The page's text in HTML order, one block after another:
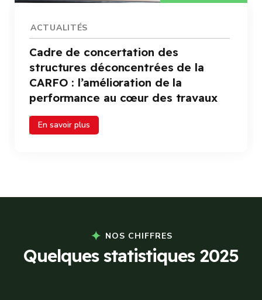
ACTUALITÉS
Cadre de concertation des
structures déconcentrées de la
CARFO : l’amélioration de la
performance au cœur des travaux
En savoir plus
NOS CHIFFRES
Quelques statistiques 2025